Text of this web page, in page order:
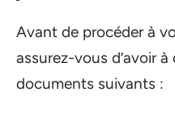
Avant de procéder à
assurez-vous d’avoir
documents suivants :